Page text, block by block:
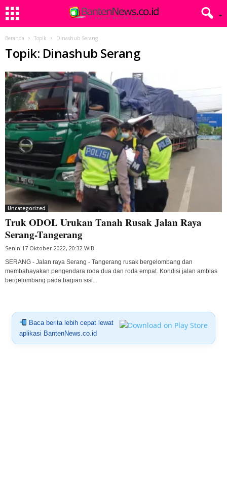
Beranda Topik Dinashub Serang
Topik: Dinashub Serang
Uncategorized
Truk ODOL Urukan Tanah Rusak Jalan Raya
Serang-Tangerang
Senin 17 Oktober 2022, 20:32 WIB
SERANG - Jalan raya Serang - Tangerang rusak bergelombang dan
membahayakan pengendara roda dua dan roda empat. Kondisi jalan amblas
bergelombang pada bagian sisi...
Baca berita lebih cepat lewat
aplikasi BantenNews.co.id